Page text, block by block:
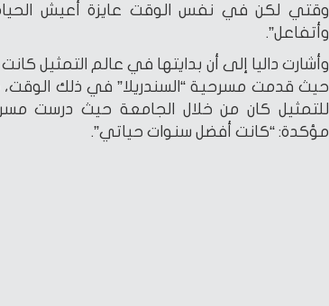
وقتي لكن في نفس الوقت عايزة أعيش الحياة
وأتفاعل”.
وأشارت داليا إلى أن بدايتها في عالم التمثيل
حيث قدمت مسرحية “السندريلا” في ذلك الوقت،
مؤكدة: “كانت أفضل سنوات حياتي”.